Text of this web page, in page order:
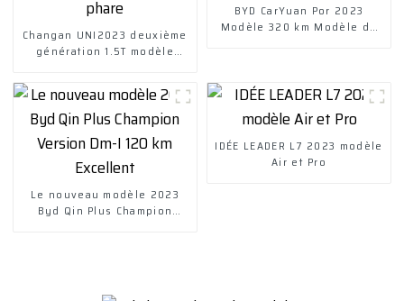
Changan UNI2023 deuxième
génération 1.5T modèle
BYD CarYuan Por 2023
Modèle 320 km Modèle de
Le nouveau modèle 2023
Byd Qin Plus Champion
IDÉE LEADER L7 2023 modèle
Air et Pro